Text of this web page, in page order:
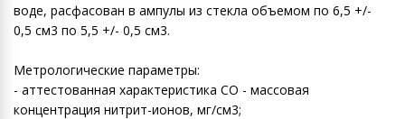
воде, расфасован в ампулы из стекла объемом по 6,5 +/-
0,5 см3 по 5,5 +/- 0,5 см3.
Метрологические параметры:
- аттестованная характеристика СО - массовая
концентрация нитрит-ионов, мг/см3;